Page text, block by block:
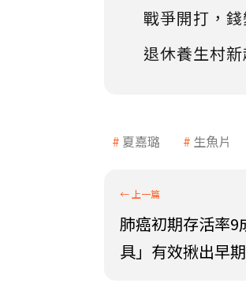
戰爭開打，
退休養生村
夏嘉璐 生魚片
肺癌初期存活率9
具」有效揪出早